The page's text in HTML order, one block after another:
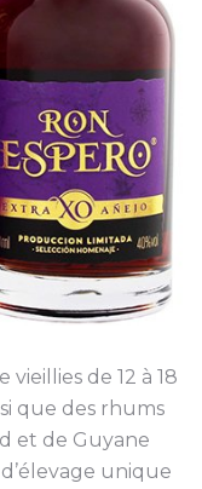
de 12 à 18
que des rhums
et de Guyane
unique